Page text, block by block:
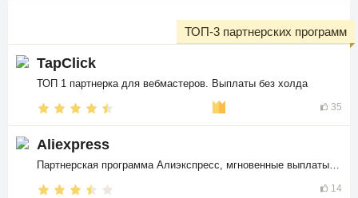
TapClick
ТОП 1 партнерка для вебмастеров. Выплаты без холда
35
ТОП-3 партнерских программ
Aliexpress
14